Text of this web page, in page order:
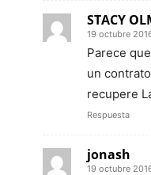
STACY
19 octubre
Parece
un
recupere
Respuesta
jonash
19 octubre